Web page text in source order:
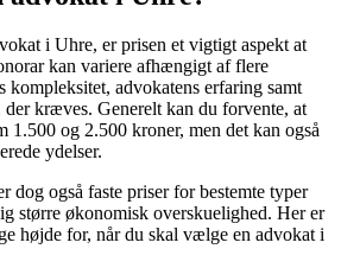
i Uhre, er prisen et vigtigt aspekt at
kan variere afhængigt af flere
kompleksitet, advokatens erfaring samt
der kræves. Generelt kan du forvente, at
1.500 og 2.500 kroner, men det kan også
ydelser.
dog også faste priser for bestemte typer
større økonomisk overskuelighed. Her er
højde for, når du skal vælge en advokat i